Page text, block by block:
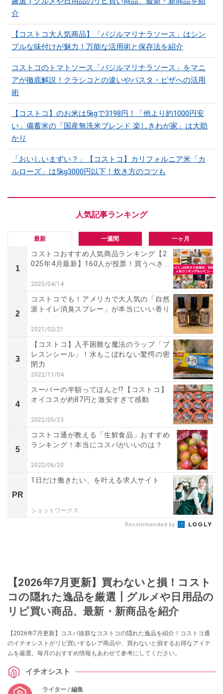
介
【コストコ大人気商品】「バジルマリナラソース」はシン
プルな味付けが魅力！万能な活用術と保存法を紹介
コストコのトマトソース「バジルマリナラソース」をマニ
アが徹底解説！クラシコとの違いやパスタ・ピザへの活用
術
【コストコ】のお米は5kgで3198円！「他より約1000円安
い」備蓄米の「国産無洗米ブレンド 楽しきわが家」は大助
かり
「おいしいまずい？」【コストコ】カリフォルニア米「カ
ルローズ」は5kg3000円以下！炊き方のコツも
最新 一週間 一ヶ月
1
コストコおすすめ人気商品ランキング【2
025年4月最新】160人が投票！買うべき...
2025/04/14
2
コストコでも！アメリカで大人気の「自然
派トイレ消臭スプレー」が本当にいい香り
2021/02/21
3
【コストコ】入手困難な魔法のラップ「プ
レスンシール」！水もこぼれない驚愕の密
閉力
2022/11/04
4
スーパーの半額ってほんと⁉【コストコ】
オイコスが約87円と激安すぎて感動
2022/05/23
5
コストコ通が教える「生鮮食品」おすすめ
ランキング！本当にコスパがいいのは？
2022/06/20
PR
1日だけ働きたい、を叶える求人サイト
ショットワークス
Recommended by
【2026年7月更新】買わないと損！コスト
コの隠れた逸品を厳選┃グルメや日用品の
リピ買い商品、最新・新商品を紹介
【2026年7月更新】コスパ抜群なコストコの隠れた逸品を紹介！コストコ通
のイチオシストがリピ買いするレア商品や、買わないと損するお得なアイテ
ムを厳選。毎月のおすすめ情報もあわせて参考にしてください。
イチオシスト
ライター / 編集